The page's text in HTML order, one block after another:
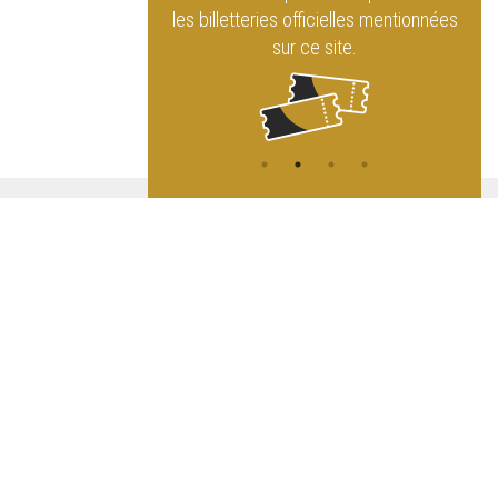
les billetteries officielles mentionnées
sur ce site.